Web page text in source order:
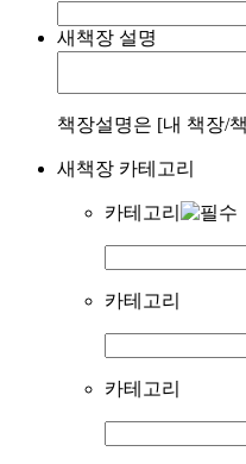
새책장 설명
책장설명은 [내 책장/
새책장 카테고리
카테고리
카테고리
카테고리